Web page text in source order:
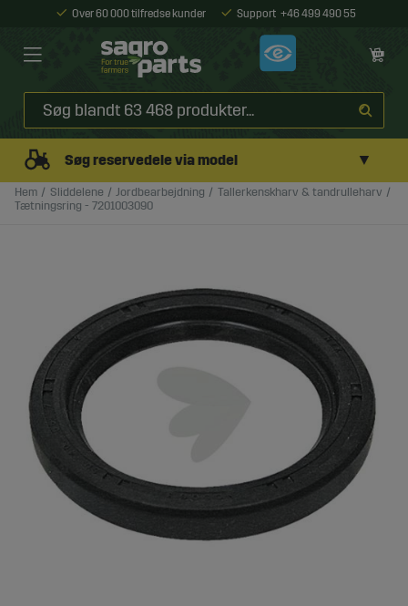
Over 60 000 tilfredse kunder Support +46 499 490 55
Søg reservedele via model ▼
Hem Sliddelene Jordbearbejdning
Tallerkenskharv & tandrulleharv
Tætningsring - 7201003090